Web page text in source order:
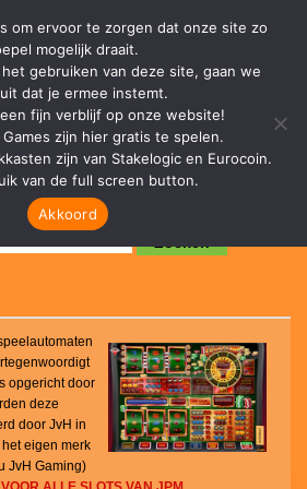
opgericht door
deze
door JvH in
eigen merk
JvH Gaming)
om ervoor te zorgen dat onze site zo
mogelijk draait.
gebruiken van deze site, gaan we
dat je ermee instemt.
fijn verblijf op onze website!
zijn hier gratis te spelen.
zijn van Stakelogic en Eurocoin.
van de full screen button.
Akkoord